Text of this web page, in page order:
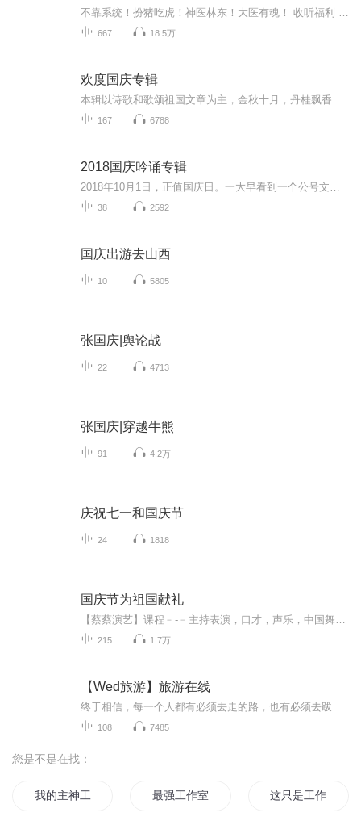
667 18.5万
欢度国庆专辑
167 6788
2018国庆吟诵专辑
38 2592
国庆出游去山西
10 5805
张国庆|舆论战
22 4713
张国庆|穿越牛熊
91 4.2万
庆祝七一和国庆节
24 1818
国庆节为祖国献礼
215 1.7万
【Wed旅游】旅游在线
108 7485
您是不是在找：
我的主神工作 最强工作室 这只是工作